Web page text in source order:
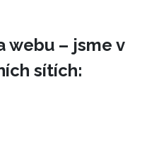
webu – jsme v
sítích: